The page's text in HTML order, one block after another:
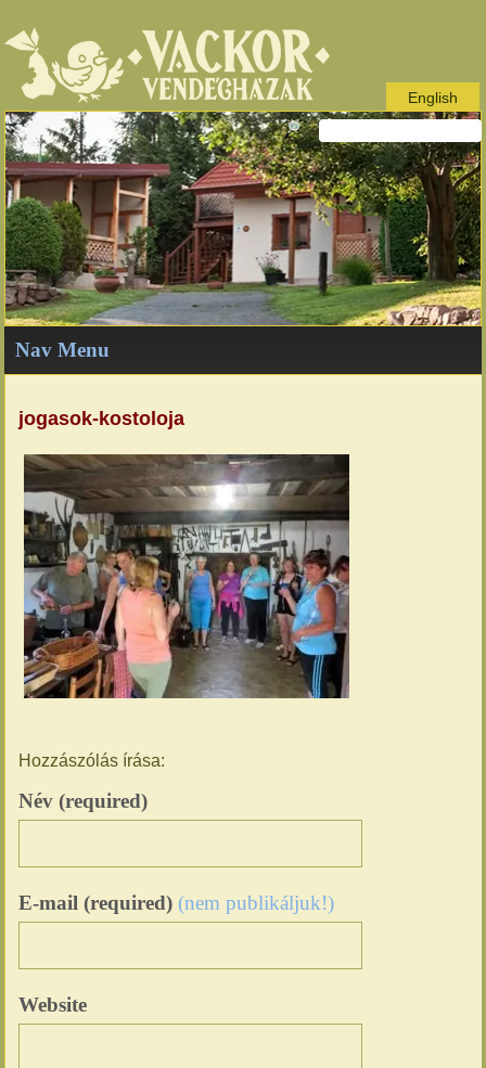
English
Nav Menu
jogasok-kostoloja
Hozzászólás írása:
Név (required)
E-mail (required) (nem publikáljuk!)
Website